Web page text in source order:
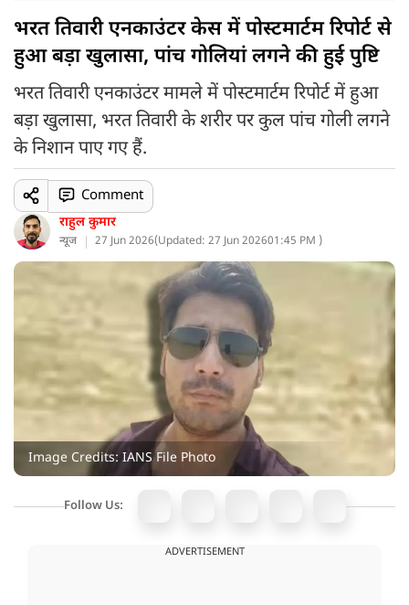
भरत तिवारी एनकाउंटर केस में पोस्टमार्टम रिपोर्ट से
हुआ बड़ा खुलासा, पांच गोलियां लगने की हुई पुष्टि
भरत तिवारी एनकाउंटर मामले में पोस्टमार्टम रिपोर्ट में हुआ
बड़ा खुलासा, भरत तिवारी के शरीर पर कुल पांच गोली लगने
के निशान पाए गए हैं.
राहुल कुमार
न्यूज 27 Jun 2026(Updated: 27 Jun 202601:45 PM )
Comment
Image Credits: IANS File Photo
Follow Us:
ADVERTISEMENT